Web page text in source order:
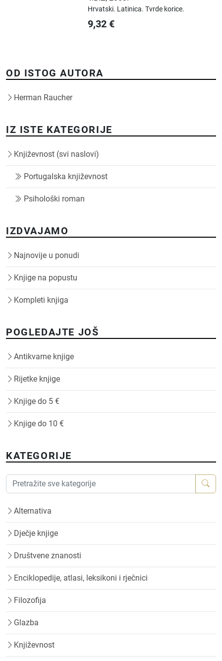
Hrvatski. Latinica.Tvrde korice.
9,32 €
OD ISTOG AUTORA
Herman Raucher
IZ ISTE KATEGORIJE
Književnost (svi naslovi)
Portugalska književnost
Psihološki roman
IZDVAJAMO
Najnovije u ponudi
Knjige na popustu
Kompleti knjiga
POGLEDAJTE JOŠ
Antikvarne knjige
Rijetke knjige
Knjige do 5 €
Knjige do 10 €
KATEGORIJE
Alternativa
Dječje knjige
Društvene znanosti
Enciklopedije, atlasi, leksikoni i rječnici
Filozofija
Glazba
Književnost